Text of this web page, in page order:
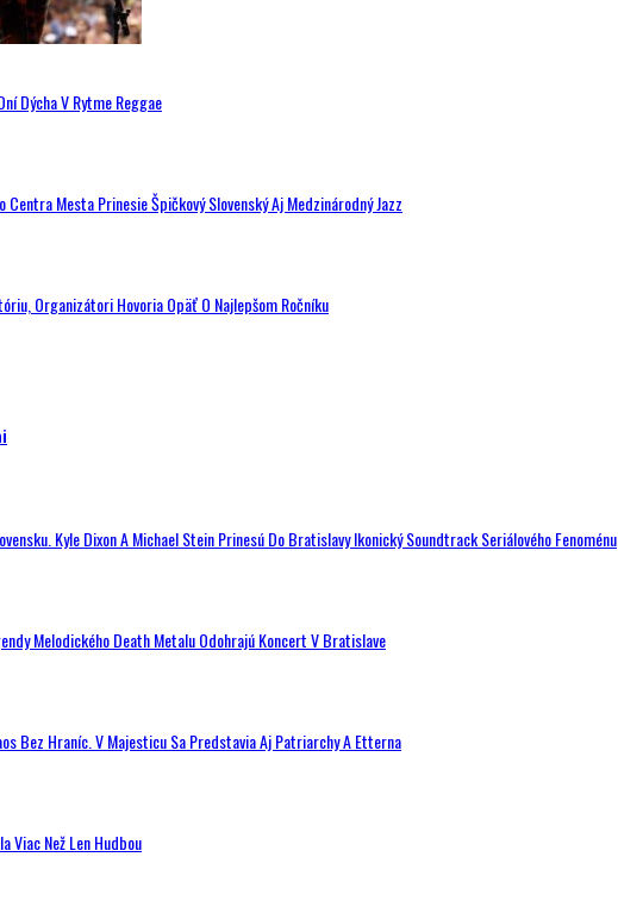
Dýcha V Rytme Reggae
Centra Mesta Prinesie Špičkový Slovenský Aj Medzinárodný Jazz
Organizátori Hovoria Opäť O Najlepšom Ročníku
Kyle Dixon A Michael Stein Prinesú Do Bratislavy Ikonický Soundtrack Seriálového Fenoménu
Melodického Death Metalu Odohrajú Koncert V Bratislave
Bez Hraníc. V Majesticu Sa Predstavia Aj Patriarchy A Etterna
Viac Než Len Hudbou